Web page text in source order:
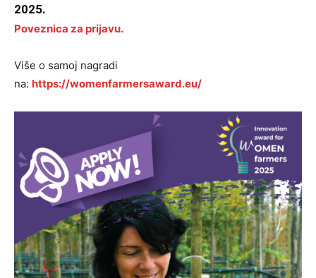
2025.
Poveznica za prijavu.
Više o samoj nagradi
na: https://womenfarmersaward.eu/